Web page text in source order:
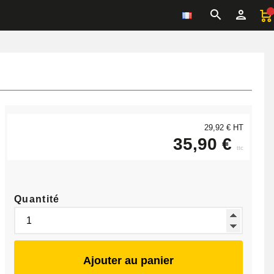
29,92 € HT
35,90 € ttc
Quantité
Ajouter au panier